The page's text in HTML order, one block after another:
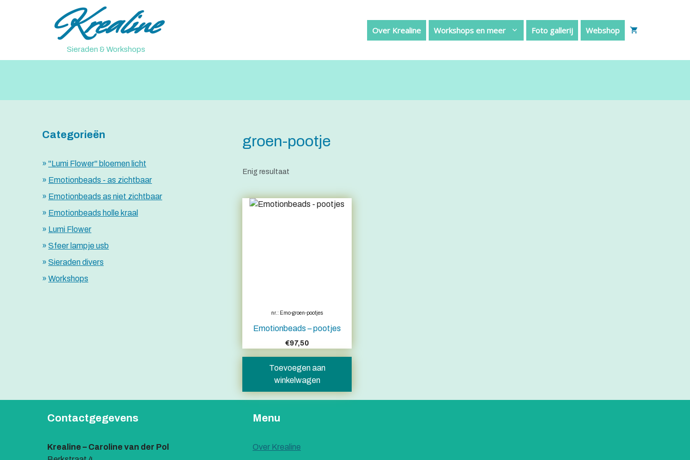
Krealine
Sieraden & Workshops
Over Krealine Workshops en meer Foto gallerij Webshop
groen-pootje
Enig resultaat
nr.: Emo-groen-pootjes
Emotionbeads – pootjes
€97,50
Toevoegen aan
winkelwagen
Categorieën
"Lumi Flower" bloemen licht
Emotionbeads - as zichtbaar
Emotionbeads as niet zichtbaar
Emotionbeads holle kraal
Lumi Flower
Sfeer lampje usb
Sieraden divers
Workshops
Contactgegevens
Krealine – Caroline van der Pol
Menu
Over Krealine